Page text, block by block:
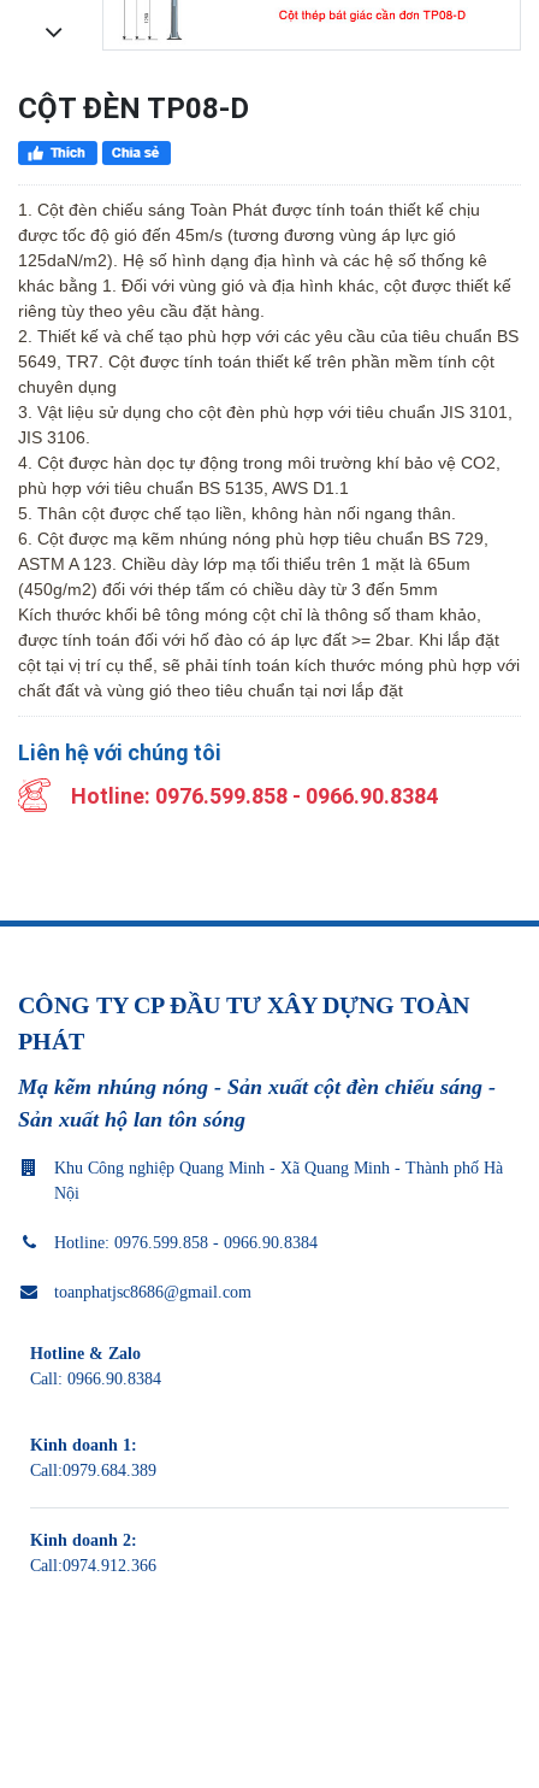
CỘT ĐÈN TP08-D
1. Cột đèn chiếu sáng Toàn Phát được tính toán thiết kế chịu
được tốc độ gió đến 45m/s (tương đương vùng áp lực gió
125daN/m2). Hệ số hình dạng địa hình và các hệ số thống kê
khác bằng 1. Đối với vùng gió và địa hình khác, cột được thiết kế
riêng tùy theo yêu cầu đặt hàng.
2. Thiết kế và chế tạo phù hợp với các yêu cầu của tiêu chuẩn BS
5649, TR7. Cột được tính toán thiết kế trên phần mềm tính cột
chuyên dụng
3. Vật liệu sử dụng cho cột đèn phù hợp với tiêu chuẩn JIS 3101,
JIS 3106.
4. Cột được hàn dọc tự động trong môi trường khí bảo vệ CO2,
phù hợp với tiêu chuẩn BS 5135, AWS D1.1
5. Thân cột được chế tạo liền, không hàn nối ngang thân.
6. Cột được mạ kẽm nhúng nóng phù hợp tiêu chuẩn BS 729,
ASTM A 123. Chiều dày lớp mạ tối thiểu trên 1 mặt là 65um
(450g/m2) đối với thép tấm có chiều dày từ 3 đến 5mm
Kích thước khối bê tông móng cột chỉ là thông số tham khảo,
được tính toán đối với hố đào có áp lực đất >= 2bar. Khi lắp đặt
cột tại vị trí cụ thể, sẽ phải tính toán kích thước móng phù hợp với
chất đất và vùng gió theo tiêu chuẩn tại nơi lắp đặt
Liên hệ với chúng tôi
Hotline: 0976.599.858 - 0966.90.8384
CÔNG TY CP ĐẦU TƯ XÂY DỰNG TOÀN
PHÁT
Mạ kẽm nhúng nóng - Sản xuất cột đèn chiếu sáng -
Sản xuất hộ lan tôn sóng
Khu Công nghiệp Quang Minh - Xã Quang Minh - Thành phố Hà
Nội
Hotline: 0976.599.858 - 0966.90.8384
toanphatjsc8686@gmail.com
Hotline & Zalo
Call: 0966.90.8384
Kinh doanh 1:
Call:0979.684.389
Kinh doanh 2:
Call:0974.912.366